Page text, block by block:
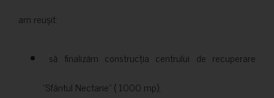
am reușit:
să finalizăm construcția centrului de recuperare
”Sfântul Nectarie” ( 1000 mp);